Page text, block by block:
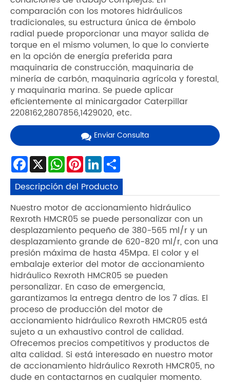
comparación con los motores hidráulicos
tradicionales, su estructura única de émbolo
radial puede proporcionar una mayor salida de
torque en el mismo volumen, lo que lo convierte
en la opción de energía preferida para
maquinaria de construcción, maquinaria de
minería de carbón, maquinaria agrícola y forestal,
y maquinaria marina. Se puede aplicar
eficientemente al minicargador Caterpillar
2208162,2807856,1429020, etc.
Enviar Consulta
Facebook
X WhatsApp
Pinterest
LinkedIn
Descripción del Producto
Nuestro motor de accionamiento hidráulico
Rexroth HMCR05 se puede personalizar con un
desplazamiento pequeño de 380-565 ml/r y un
desplazamiento grande de 620-820 ml/r, con una
presión máxima de hasta 45Mpa. El color y el
embalaje exterior del motor de accionamiento
hidráulico Rexroth HMCR05 se pueden
personalizar. En caso de emergencia,
garantizamos la entrega dentro de los 7 días. El
proceso de producción del motor de
accionamiento hidráulico Rexroth HMCR05 está
sujeto a un exhaustivo control de calidad.
Ofrecemos precios competitivos y productos de
alta calidad. Si está interesado en nuestro motor
de accionamiento hidráulico Rexroth HMCR05, no
dude en contactarnos en cualquier momento.